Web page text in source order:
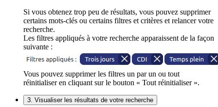
Si vous obtenez trop peu de résultats, vous pouvez supprimer
certains mots-clés ou certains filtres et critères et relancer votre
recherche.
Les filtres appliqués à votre recherche apparaissent de la façon
suivante :
Vous pouvez supprimer les filtres un par un ou tout
réinitialiser en cliquant sur le bouton « Tout réinitialiser ».
3. Visualiser les résultats de votre recherche